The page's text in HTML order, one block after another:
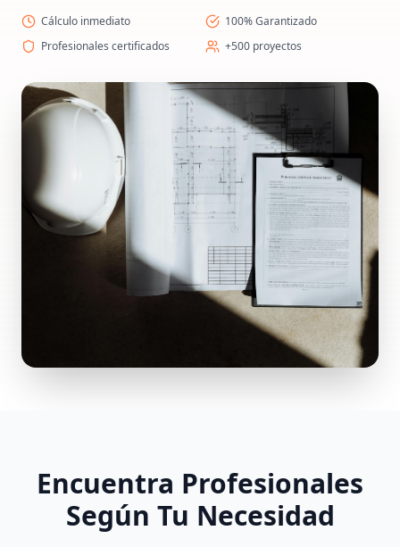
Cálculo inmediato
100% Garantizado
Profesionales certificados
+500 proyectos
Encuentra Profesionales
Según Tu Necesidad